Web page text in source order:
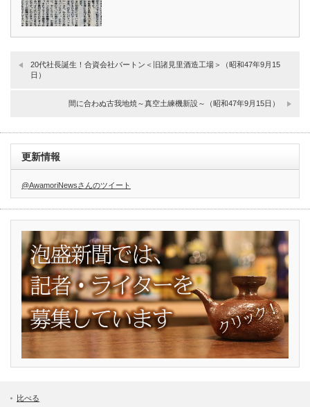
20代社長誕生！合資会社バートン＜旧諸見里酒造工場＞（昭和47年9月15
日）
間に合わぬ古我地焼～真空土練機新設～（昭和47年9月15日）
更新情報
@AwamoriNewsさんのツイート
比べる